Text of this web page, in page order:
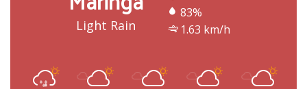
Light Rain
83%
1.63 km/h